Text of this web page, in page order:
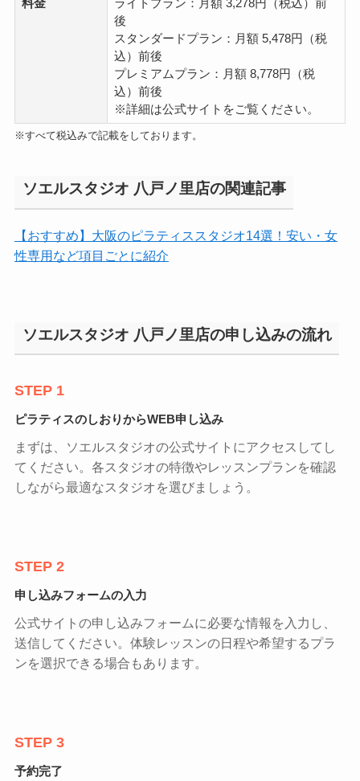
料金
ライトプラン：月額 3,278円（税込）前
後
スタンダードプラン：月額 5,478円（税
込）前後
プレミアムプラン：月額 8,778円（税
込）前後
※詳細は公式サイトをご覧ください。
※すべて税込みで記載をしております。
ソエルスタジオ 八戸ノ里店の関連記事
【おすすめ】大阪のピラティススタジオ14選！安い・女
性専用など項目ごとに紹介
ソエルスタジオ 八戸ノ里店の申し込みの流れ
STEP 1
ピラティスのしおりからWEB申し込み
まずは、ソエルスタジオの公式サイトにアクセスしてし
てください。各スタジオの特徴やレッスンプランを確認
しながら最適なスタジオを選びましょう。
STEP 2
申し込みフォームの入力
公式サイトの申し込みフォームに必要な情報を入力し、
送信してください。体験レッスンの日程や希望するプラ
ンを選択できる場合もあります。
STEP 3
予約完了